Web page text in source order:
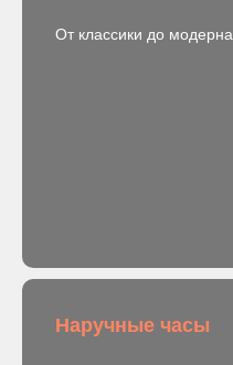
От классики до модерна
Наручные часы